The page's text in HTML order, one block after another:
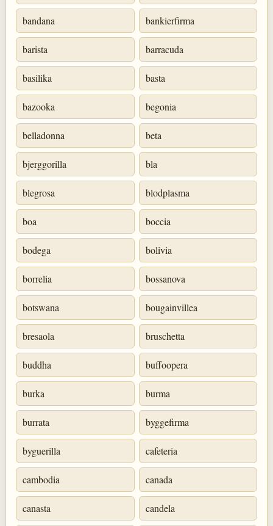
bandana bankierfirma
barista barracuda
basilika basta
bazooka begonia
belladonna beta
bjerggorilla bla
blegrosa blodplasma
boa boccia
bodega bolivia
borrelia bossanova
botswana bougainvillea
bresaola bruschetta
buddha buffoopera
burka burma
burrata byggefirma
byguerilla cafeteria
cambodia canada
canasta candela